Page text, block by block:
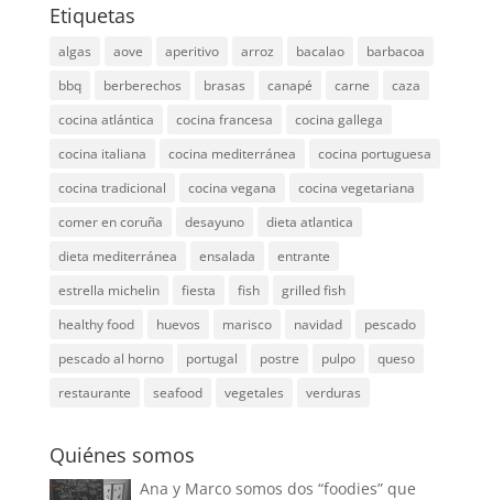
Etiquetas
algas aove aperitivo arroz bacalao
barbacoa
bbq
berberechos brasas canapé carne
caza
cocina atlántica
cocina francesa
cocina gallega
cocina italiana
cocina mediterránea
cocina portuguesa
cocina tradicional
cocina vegana
cocina vegetariana
comer en coruña
desayuno
dieta atlantica
dieta mediterránea
ensalada
entrante
estrella michelin
fiesta fish
grilled fish
healthy food
huevos marisco navidad
pescado
pescado al horno
portugal postre pulpo
queso
restaurante
seafood vegetales verduras
Quiénes somos
Ana y Marco somos dos “foodies” que